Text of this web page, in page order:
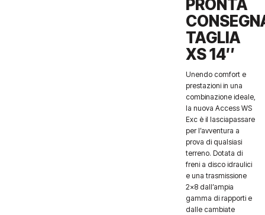
PRONTA
TAGLIA
XS 14″
Unendo comfort e
prestazioni in una
combinazione ideale,
la nuova Access WS
Exc è il lasciapassare
per l’avventura a
prova di qualsiasi
terreno. Dotata di
freni a disco idraulici
e una trasmissione
2×8 dall’ampia
gamma di rapporti e
dalle cambiate